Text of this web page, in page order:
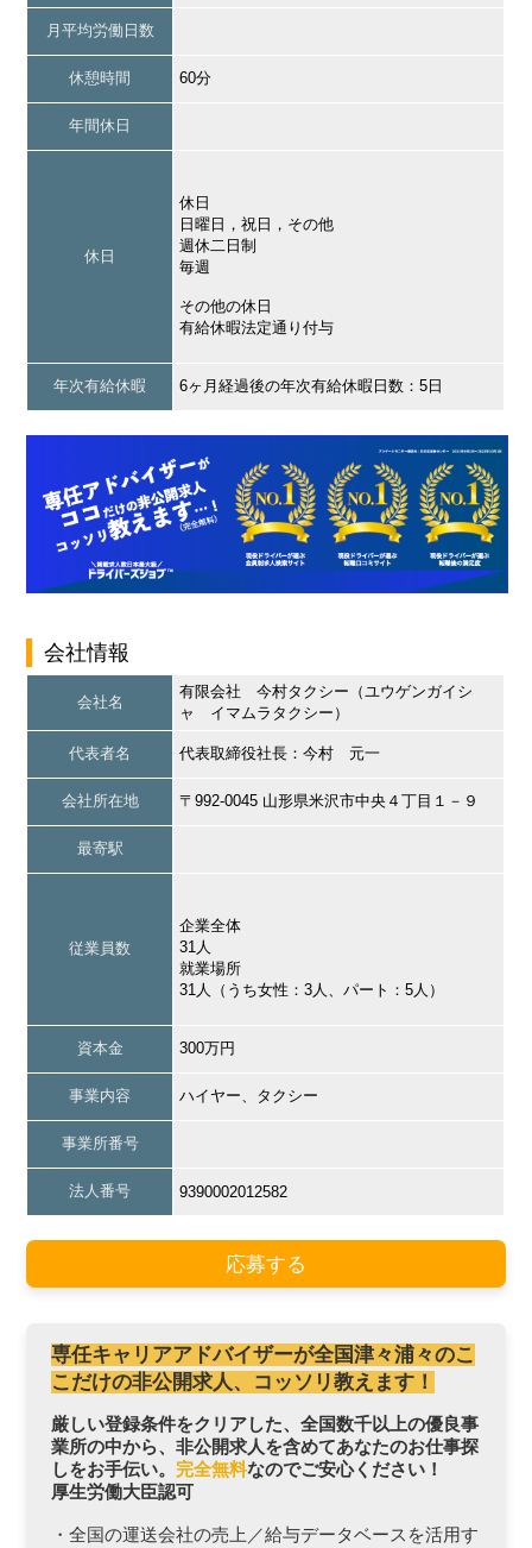
月平均労働日数
休憩時間 60分
年間休日
休日
休日
日曜日，祝日，その他
週休二日制
毎週
その他の休日
有給休暇法定通り付与
年次有給休暇 6ヶ月経過後の年次有給休暇日数：5日
会社情報
会社名
有限会社 今村タクシー（ユウゲンガイシ
ャ イマムラタクシー）
代表者名 代表取締役社長：今村 元一
会社所在地 〒992-0045 山形県米沢市中央４丁目１－９
最寄駅
従業員数
企業全体
31人
就業場所
31人（うち女性：3人、パート：5人）
資本金 300万円
事業内容 ハイヤー、タクシー
事業所番号
法人番号 9390002012582
応募する
専任キャリアアドバイザーが全国津々浦々のこ
こだけの非公開求人、コッソリ教えます！
厳しい登録条件をクリアした、全国数千以上の優良事
業所の中から、非公開求人を含めてあなたのお仕事探
しをお手伝い。 完全無料なのでご安心ください！
厚生労働大臣認可
・全国の運送会社の売上／給与データベースを活用す